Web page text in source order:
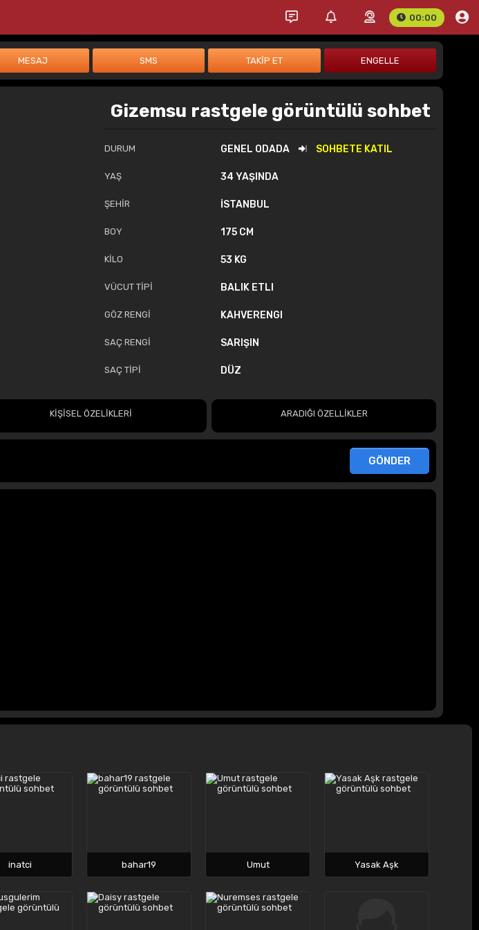
00:00
Gizemsu rastgele görüntülü sohbet
DURUM GENEL ODADA SOHBETE KATIL
YAŞ 34 YAŞINDA
ŞEHİR İSTANBUL
BOY 175 CM
KİLO 53 KG
VÜCUT TİPİ BALIK ETLI
GÖZ RENGİ KAHVERENGI
SAÇ RENGİ SARIŞIN
SAÇ TİPİ DÜZ
KİŞİSEL ÖZELİKLERİ ARADIĞI ÖZELLİKLER
inatci bahar19 Umut Yasak Aşk